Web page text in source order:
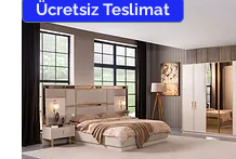
Ücretsiz Teslimat